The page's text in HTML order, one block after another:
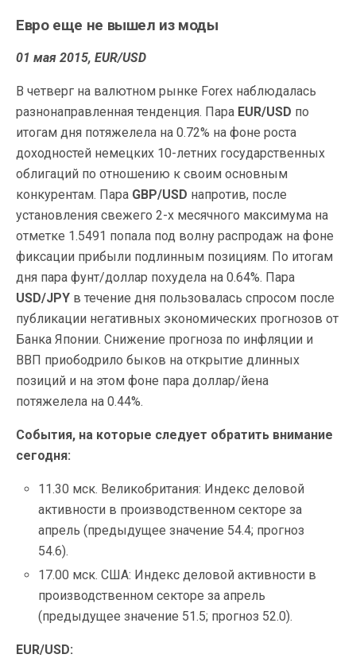
Евро еще не вышел из моды
01 мая 2015, EUR/USD
В четверг на валютном рынке Forex наблюдалась
разнонаправленная тенденция. Пара EUR/USD по
итогам дня потяжелела на 0.72% на фоне роста
доходностей немецких 10-летних государственных
облигаций по отношению к своим основным
конкурентам. Пара GBP/USD напротив, после
установления свежего 2-х месячного максимума на
отметке 1.5491 попала под волну распродаж на фоне
фиксации прибыли подлинным позициям. По итогам
дня пара фунт/доллар похудела на 0.64%. Пара
USD/JPY в течение дня пользовалась спросом после
публикации негативных экономических прогнозов от
Банка Японии. Снижение прогноза по инфляции и
ВВП приободрило быков на открытие длинных
позиций и на этом фоне пара доллар/йена
потяжелела на 0.44%.
События, на которые следует обратить внимание
сегодня:
11.30 мск. Великобритания: Индекс деловой
активности в производственном секторе за
апрель (предыдущее значение 54.4; прогноз
54.6).
17.00 мск. США: Индекс деловой активности в
производственном секторе за апрель
(предыдущее значение 51.5; прогноз 52.0).
EUR/USD: